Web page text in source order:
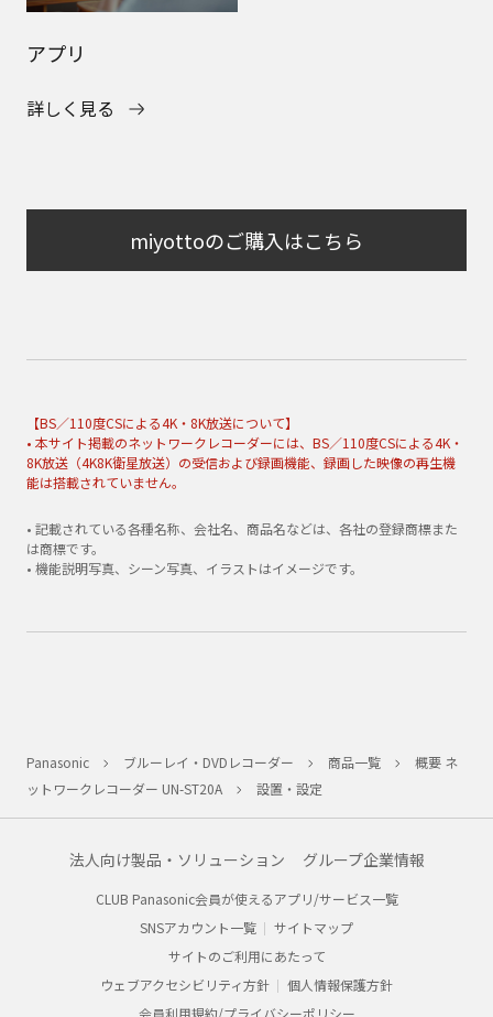
アプリ
詳しく見る
miyottoのご購入はこちら
【BS／110度CSによる4K・8K放送について】
• 本サイト掲載のネットワークレコーダーには、BS／110度CSによる4K・
8K放送（4K8K衛星放送）の受信および録画機能、録画した映像の再生機
能は搭載されていません。
• 記載されている各種名称、会社名、商品名などは、各社の登録商標また
は商標です。
• 機能説明写真、シーン写真、イラストはイメージです。
Panasonic ブルーレイ・DVDレコーダー 商品一覧
概要 ネ
ットワークレコーダー UN-ST20A
設置・設定
法人向け製品・ソリューション グループ企業情報
CLUB Panasonic会員が使えるアプリ/サービス一覧
SNSアカウント一覧
サイトマップ
サイトのご利用にあたって
ウェブアクセシビリティ方針
個人情報保護方針